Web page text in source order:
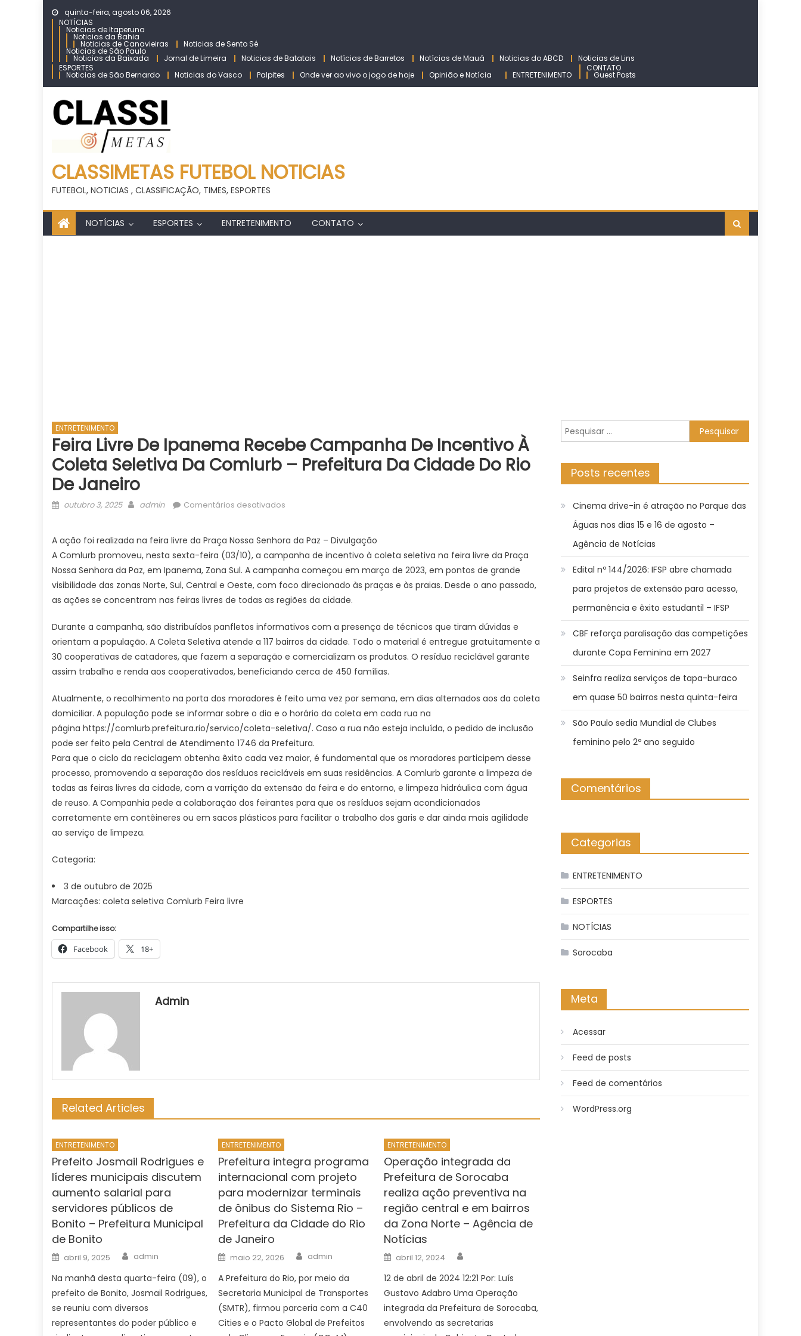
Skip
content
quinta-feira, agosto 06, 2026
NOTÍCIAS
Noticias de Itaperuna
Noticias da Bahia
Noticias de Canavieiras Noticias de Sento Sé
Noticias de São Paulo
Noticias da Baixada Jornal de Limeira Noticias de Batatais Notícias de Barretos Notícias de Mauá Noticias do ABCD
Noticias de Lins
ESPORTES
Noticias de São Bernardo Noticias do Vasco Palpites Onde ver ao vivo o jogo de hoje Opinião e Notícia ENTRETENIMENTO
CONTATO
Guest Posts
CLASSIMETAS FUTEBOL NOTICIAS
FUTEBOL, NOTICIAS , CLASSIFICAÇÃO, TIMES, ESPORTES
NOTÍCIAS ESPORTES ENTRETENIMENTO CONTATO
ENTRETENIMENTO
Feira Livre De Ipanema Recebe Campanha De Incentivo À
Coleta Seletiva Da Comlurb – Prefeitura Da Cidade Do Rio
De Janeiro
Posted
outubro 3, 2025 Author
admin Comentários desativados
de
Ipanema
recebe
campanha
de
à
coleta
seletiva
da
–
Prefeitura
da
Cidade
Rio
de
Janeiro
A ação foi realizada na feira livre da Praça Nossa Senhora da Paz – Divulgação
A Comlurb promoveu, nesta sexta-feira (03/10), a campanha de incentivo à coleta seletiva na feira livre da Praça
Nossa Senhora da Paz, em Ipanema, Zona Sul. A campanha começou em março de 2023, em pontos de grande
visibilidade das zonas Norte, Sul, Central e Oeste, com foco direcionado às praças e às praias. Desde o ano passado,
as ações se concentram nas feiras livres de todas as regiões da cidade.
Durante a campanha, são distribuídos panfletos informativos com a presença de técnicos que tiram dúvidas e
orientam a população. A Coleta Seletiva atende a 117 bairros da cidade. Todo o material é entregue gratuitamente a
30 cooperativas de catadores, que fazem a separação e comercializam os produtos. O resíduo reciclável garante
assim trabalho e renda aos cooperativados, beneficiando cerca de 450 famílias.
Atualmente, o recolhimento na porta dos moradores é feito uma vez por semana, em dias alternados aos da coleta
domiciliar. A população pode se informar sobre o dia e o horário da coleta em cada rua na
página https://comlurb.prefeitura.rio/servico/coleta-seletiva/. Caso a rua não esteja incluída, o pedido de inclusão
pode ser feito pela Central de Atendimento 1746 da Prefeitura.
Para que o ciclo da reciclagem obtenha êxito cada vez maior, é fundamental que os moradores participem desse
processo, promovendo a separação dos resíduos recicláveis em suas residências. A Comlurb garante a limpeza de
todas as feiras livres da cidade, com a varrição da extensão da feira e do entorno, e limpeza hidráulica com água
de reuso. A Companhia pede a colaboração dos feirantes para que os resíduos sejam acondicionados
corretamente em contêineres ou em sacos plásticos para facilitar o trabalho dos garis e dar ainda mais agilidade
ao serviço de limpeza.
Categoria:
3 de outubro de 2025
Marcações: coleta seletiva Comlurb Feira livre
Compartilhe isso:
Facebook 18+
Admin
Related Articles
ENTRETENIMENTO
Prefeito Josmail Rodrigues e
líderes municipais discutem
aumento salarial para
servidores públicos de
Bonito – Prefeitura Municipal
de Bonito
Posted
on
abril 9, 2025 Author
admin
Na manhã desta quarta-feira (09), o
prefeito de Bonito, Josmail Rodrigues,
se reuniu com diversos
representantes do poder público e
ENTRETENIMENTO
Prefeitura integra programa
internacional com projeto
para modernizar terminais
de ônibus do Sistema Rio –
Prefeitura da Cidade do Rio
de Janeiro
Posted
on
maio 22, 2026 Author
admin
A Prefeitura do Rio, por meio da
Secretaria Municipal de Transportes
(SMTR), firmou parceria com a C40
Cities e o Pacto Global de Prefeitos
ENTRETENIMENTO
Operação integrada da
Prefeitura de Sorocaba
realiza ação preventiva na
região central e em bairros
da Zona Norte – Agência de
Notícias
Posted
on
abril 12, 2024
12 de abril de 2024 12:21 Por: Luís
Gustavo Adabro Uma Operação
integrada da Prefeitura de Sorocaba,
envolvendo as secretarias
Pesquisar
por:
Posts recentes
Cinema drive-in é atração no Parque das
Águas nos dias 15 e 16 de agosto –
Agência de Notícias
Edital nº 144/2026: IFSP abre chamada
para projetos de extensão para acesso,
permanência e êxito estudantil – IFSP
CBF reforça paralisação das competições
durante Copa Feminina em 2027
Seinfra realiza serviços de tapa-buraco
em quase 50 bairros nesta quinta-feira
São Paulo sedia Mundial de Clubes
feminino pelo 2º ano seguido
Comentários
Categorias
ENTRETENIMENTO
ESPORTES
NOTÍCIAS
Sorocaba
Meta
Acessar
Feed de posts
Feed de comentários
WordPress.org